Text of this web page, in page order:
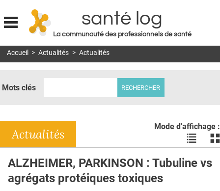
Jump to navigation
santé log
La communauté des professionnels de santé
MON COMPTE
DOSSIERS
RÉSEAUX
E-REVUE SAD
THÉMA
Accueil > Actualités > Actualités
Mots clés
Mode d'affichage :
Voir
les
en
les
en
Actualités
ALZHEIMER, PARKINSON : Tubuline vs
agrégats protéiques toxiques